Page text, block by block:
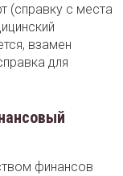
(справку с места
взамен
для
финансов